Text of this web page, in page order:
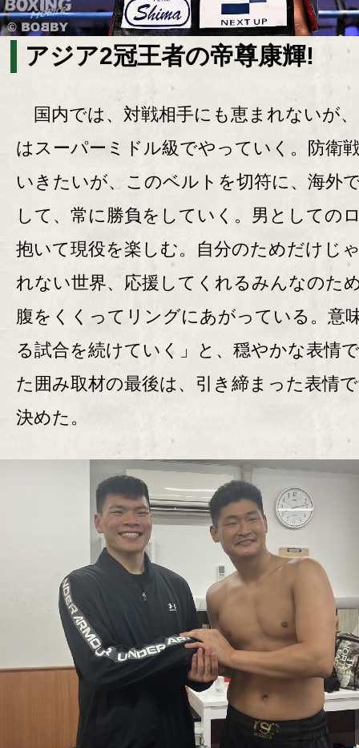
アジア2冠王者の帝尊康輝!
国内では、対戦相手にも恵まれないが
はスーパーミドル級でやっていく。防衛
いきたいが、このベルトを切符に、海外
して、常に勝負をしていく。男としての
抱いて現役を楽しむ。自分のためだけじ
れない世界、応援してくれるみんなのた
腹をくくってリングにあがっている。意
る試合を続けていく」と、穏やかな表情
た囲み取材の最後は、引き締まった表情
決めた。